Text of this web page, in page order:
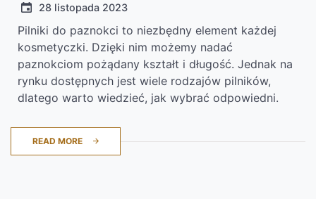
28 listopada 2023
Pilniki do paznokci to niezbędny element każdej
kosmetyczki. Dzięki nim możemy nadać
paznokciom pożądany kształt i długość. Jednak na
rynku dostępnych jest wiele rodzajów pilników,
dlatego warto wiedzieć, jak wybrać odpowiedni.
READ MORE